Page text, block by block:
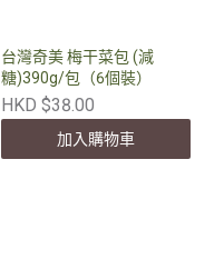
台灣奇美 梅干菜包 (減
糖)390g/包（6個裝）
HKD $38.00
加入購物車